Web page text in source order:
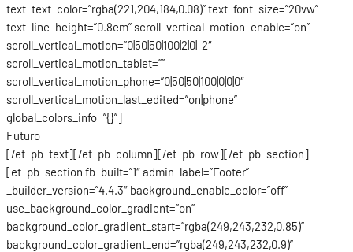
text_text_color=”rgba(221,204,184,0.08)” text_font_size=”20vw”
text_line_height=”0.8em” scroll_vertical_motion_enable=”on”
scroll_vertical_motion=”0|50|50|100|2|0|-2″
scroll_vertical_motion_tablet=””
scroll_vertical_motion_phone=”0|50|50|100|0|0|0″
scroll_vertical_motion_last_edited=”on|phone”
global_colors_info=”{}”]
Futuro
[/et_pb_text][/et_pb_column][/et_pb_row][/et_pb_section]
[et_pb_section fb_built=”1″ admin_label=”Footer”
_builder_version=”4.4.3″ background_enable_color=”off”
use_background_color_gradient=”on”
background_color_gradient_start=”rgba(249,243,232,0.85)”
background_color_gradient_end=”rgba(249,243,232,0.9)”